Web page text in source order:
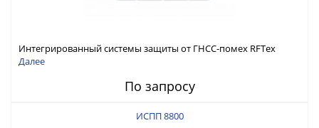
Интегрированный системы защиты от ГНСС-помех RFТех
ИСПП 8900
Далее
По запросу
ИСПП 8800